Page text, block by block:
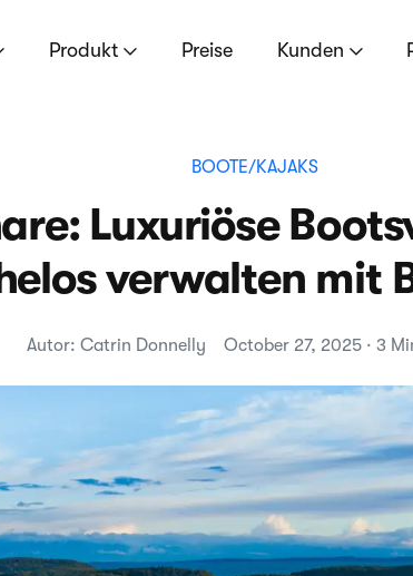
Produkt Preise Kunden
BOOTE/KAJAKS
Luxuriöse
verwalten mit
Autor: Catrin Donnelly October 27, 2025 · 3